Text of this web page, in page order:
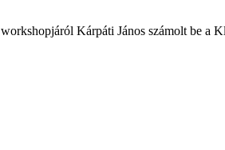
workshopjáról Kárpáti János számolt be a